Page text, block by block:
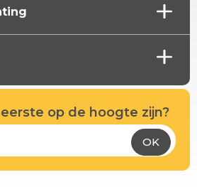
op de hoogte zijn?
OK